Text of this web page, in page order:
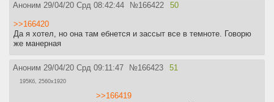
Аноним 29/04/20 Срд 08:42:44 №166422 50
>>166420
Да я хотел, но она там ебнется и зассыт все в темноте. Говорю
же манерная
Аноним 29/04/20 Срд 09:11:47 №166423 51
195Кб, 2560x1920
>>166419